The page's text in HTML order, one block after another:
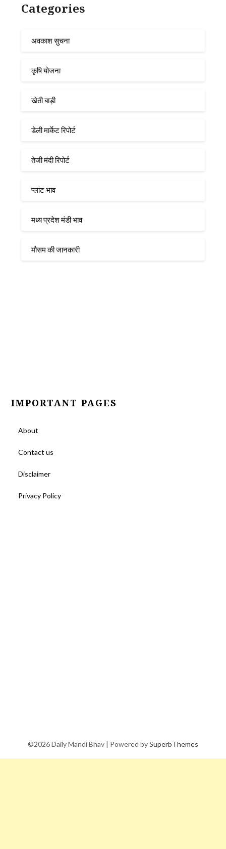
Categories
अवकाश सुचना
कृषि योजना
खेती बाड़ी
डेली मार्केट रिपोर्ट
तेजी मंदी रिपोर्ट
प्लांट भाव
मध्य प्रदेश मंडी भाव
मौसम की जानकारी
IMPORTANT PAGES
About
Contact us
Disclaimer
Privacy Policy
©2026 Daily Mandi Bhav | Powered bySuperbThemes